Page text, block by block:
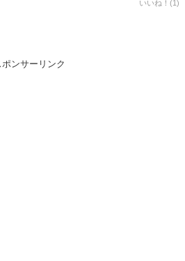
いいね！(1)
ポンサーリンク